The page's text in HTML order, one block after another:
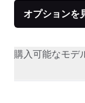
オプションを
購入可能なモデ